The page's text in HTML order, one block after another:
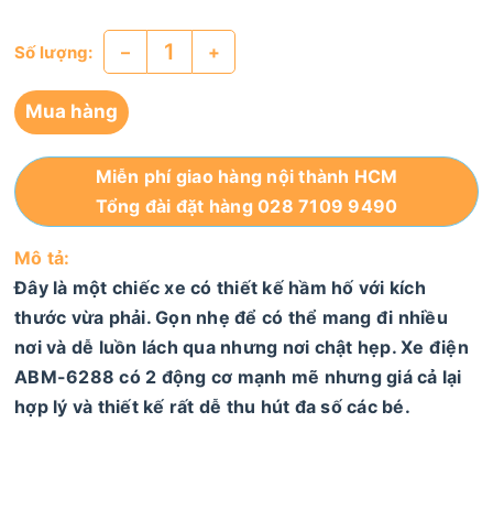
Số lượng: – +
Mua hàng
Miễn phí giao hàng nội thành HCM
Tổng đài đặt hàng 028 7109 9490
Mô tả:
Đây là một chiếc xe có thiết kế hầm hố với kích
thước vừa phải. Gọn nhẹ để có thể mang đi nhiều
nơi và dễ luồn lách qua nhưng nơi chật hẹp. Xe điện
ABM-6288 có 2 động cơ mạnh mẽ nhưng giá cả lại
hợp lý và thiết kế rất dễ thu hút đa số các bé.